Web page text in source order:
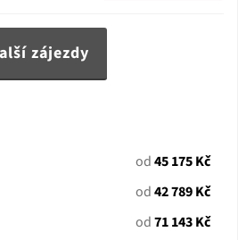
zájezdy
od45 175 Kč
od42 789 Kč
od71 143 Kč